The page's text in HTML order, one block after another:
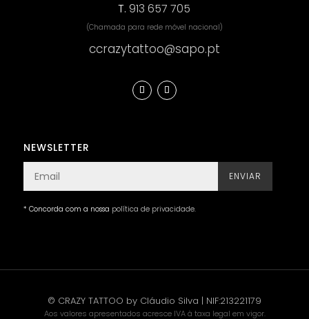
T.913 657 705
(Chamada para rede móvel nacional)
ccrazytattoo@sapo.pt
NEWSLETTER
ENVIAR
* Concorda com a nossa política de privacidade.
© CRAZY TATTOO by Cláudio Silva | NIF:213221179
Aos valores apresentados acresce IVA à taxa legal em vigor.